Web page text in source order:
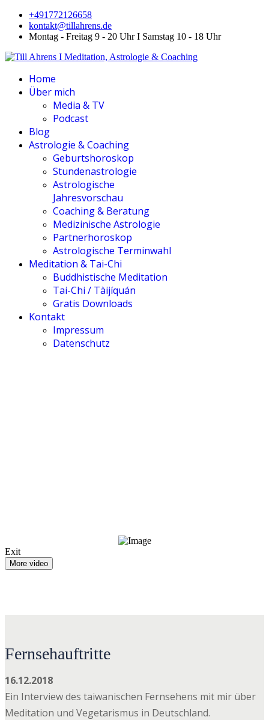
+491772126658
kontakt@tillahrens.de
Montag - Freitag 9 - 20 Uhr I Samstag 10 - 18 Uhr
Home
Über mich
Media & TV
Podcast
Blog
Astrologie & Coaching
Geburtshoroskop
Stundenastrologie
Astrologische
Jahresvorschau
Coaching & Beratung
Medizinische Astrologie
Partnerhoroskop
Astrologische Terminwahl
Meditation & Tai-Chi
Buddhistische Meditation
Tai-Chi / Tàijíquán
Gratis Downloads
Kontakt
Impressum
Datenschutz
Exit
More video
Fernsehauftritte
16.12.2018
Ein Interview des taiwanischen Fernsehens mit mir über
Meditation und Vegetarismus in Deutschland.